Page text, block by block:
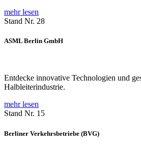
mehr lesen
Stand Nr. 28
ASML Berlin GmbH
Entdecke innovative Technologien und
Halbleiterindustrie.
mehr lesen
Stand Nr. 15
Berliner Verkehrsbetriebe (BVG)